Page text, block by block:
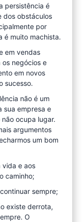
persistência é
dos obstáculos
por
é muito machista.
em vendas
os negócios e
em novos
sucesso.
não é um
sua empresa e
ocupa lugar.
argumentos
um bom
vida e aos
caminho;
sempre;
existe derrota,
O